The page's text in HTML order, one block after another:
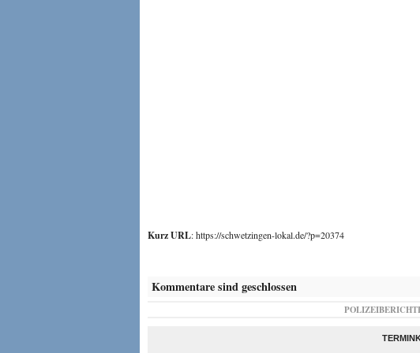
Kurz URL: https://schwetzingen-lokal.de/?p=20374
Kommentare sind geschlossen